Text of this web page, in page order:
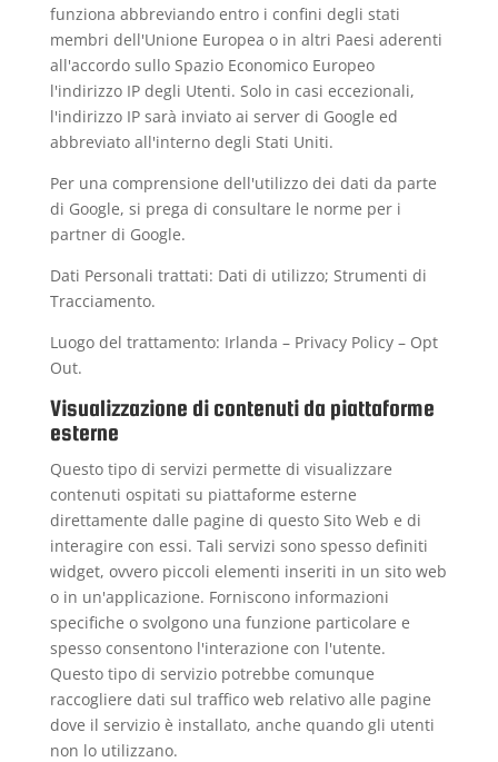
funziona abbreviando entro i confini degli stati
membri dell'Unione Europea o in altri Paesi aderenti
all'accordo sullo Spazio Economico Europeo
l'indirizzo IP degli Utenti. Solo in casi eccezionali,
l'indirizzo IP sarà inviato ai server di Google ed
abbreviato all'interno degli Stati Uniti.
Per una comprensione dell'utilizzo dei dati da parte
di Google, si prega di consultare le norme per i
partner di Google.
Dati Personali trattati: Dati di utilizzo; Strumenti di
Tracciamento.
Luogo del trattamento: Irlanda – Privacy Policy– Opt
Out.
Visualizzazione di contenuti da piattaforme
esterne
Questo tipo di servizi permette di visualizzare
contenuti ospitati su piattaforme esterne
direttamente dalle pagine di questo Sito Web e di
interagire con essi. Tali servizi sono spesso definiti
widget, ovvero piccoli elementi inseriti in un sito web
o in un'applicazione. Forniscono informazioni
specifiche o svolgono una funzione particolare e
spesso consentono l'interazione con l'utente.
Questo tipo di servizio potrebbe comunque
raccogliere dati sul traffico web relativo alle pagine
dove il servizio è installato, anche quando gli utenti
non lo utilizzano.